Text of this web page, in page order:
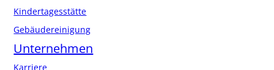
Kindertagesstätte
Gebäudereinigung
Unternehmen
Karriere